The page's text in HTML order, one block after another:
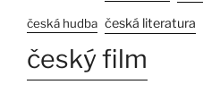
česká hudba česká literatura
český film